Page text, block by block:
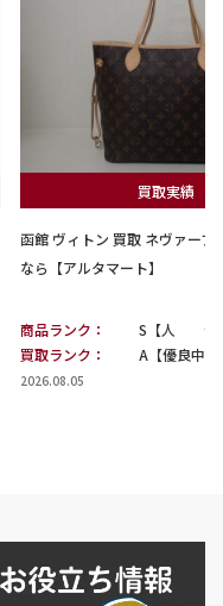
買取実績
函館 ヴィトン 買取 ネヴァーフ
なら【アルタマート】
商品ランク：
S【人 気
買取ランク：
A【優良中古
2026.08.05